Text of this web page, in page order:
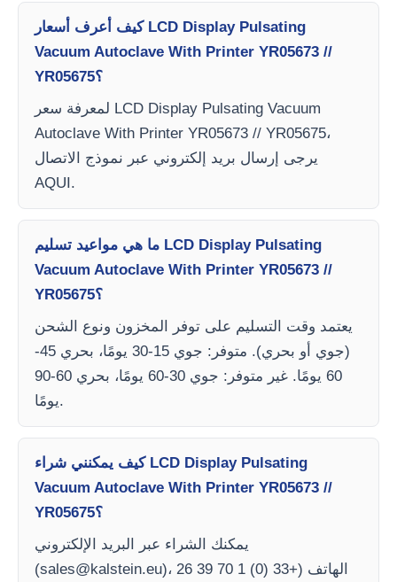
كيف أعرف أسعار LCD Display Pulsating
Vacuum Autoclave With Printer YR05673 //
YR05675؟
لمعرفة سعر LCD Display Pulsating Vacuum
Autoclave With Printer YR05673 // YR05675،
يرجى إرسال بريد إلكتروني عبر نموذج الاتصال
AQUI.
ما هي مواعيد تسليم LCD Display Pulsating
Vacuum Autoclave With Printer YR05673 //
YR05675؟
يعتمد وقت التسليم على توفر المخزون ونوع الشحن
(جوي أو بحري). متوفر: جوي 15-30 يومًا، بحري 45-
60 يومًا. غير متوفر: جوي 30-60 يومًا، بحري 60-90
يومًا.
كيف يمكنني شراء LCD Display Pulsating
Vacuum Autoclave With Printer YR05673 //
YR05675؟
يمكنك الشراء عبر البريد الإلكتروني
(sales@kalstein.eu)، الهاتف (+33 (0) 1 70 39 26